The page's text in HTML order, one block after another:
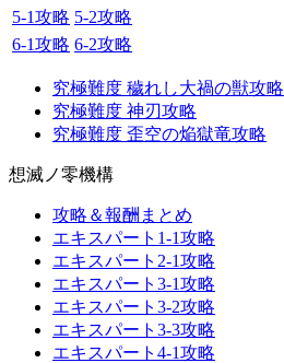
5-1攻略 5-2攻略
6-1攻略 6-2攻略
究極難度 穢れし大禍の獣攻略
究極難度 神刃攻略
究極難度 歪空の焔獄竜攻略
想滅ノ零機構
攻略＆報酬まとめ
エキスパート1-1攻略
エキスパート2-1攻略
エキスパート3-1攻略
エキスパート3-2攻略
エキスパート3-3攻略
エキスパート4-1攻略